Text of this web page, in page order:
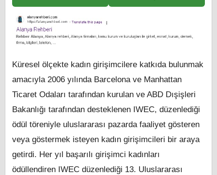
Küresel ölçekte kadın girişimcilere katkıda bulunmak
amacıyla 2006 yılında Barcelona ve Manhattan
Ticaret Odaları tarafından kurulan ve ABD Dışişleri
Bakanlığı tarafından desteklenen IWEC, düzenlediği
ödül töreniyle uluslararası pazarda faaliyet gösteren
veya göstermek isteyen kadın girişimcileri bir araya
getirdi. Her yıl başarılı girişimci kadınları
ödüllendiren IWEC düzenlediği 13. Uluslararası